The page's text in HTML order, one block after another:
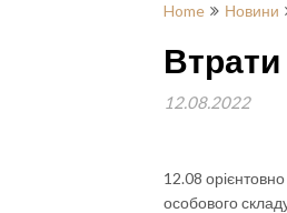
Home Новини
Втрати
12.08.2022
12.08
особового